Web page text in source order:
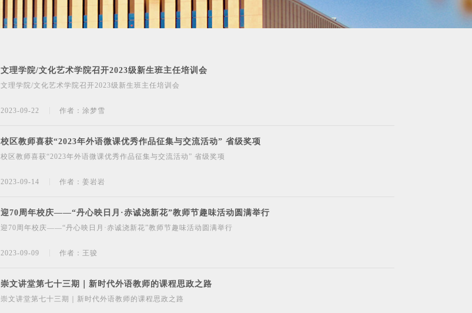
文理学院/文化艺术学院召开2023级新生班主任培训会
文理学院/文化艺术学院召开2023级新生班主任培训会
2023-09-22 作者：涂梦雪
校区教师喜获“2023年外语微课优秀作品征集与交流活动” 省级奖项
校区教师喜获“2023年外语微课优秀作品征集与交流活动” 省级奖项
2023-09-14 作者：姜岩岩
迎70周年校庆——“丹心映日月·赤诚浇新花”教师节趣味活动圆满举行
迎70周年校庆——“丹心映日月·赤诚浇新花”教师节趣味活动圆满举行
2023-09-09 作者：王骏
崇文讲堂第七十三期｜新时代外语教师的课程思政之路
崇文讲堂第七十三期｜新时代外语教师的课程思政之路